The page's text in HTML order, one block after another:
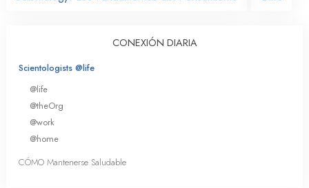
CONEXIÓN DIARIA
Scientologists @life
@life
@theOrg
@work
@home
CÓMO Mantenerse Saludable